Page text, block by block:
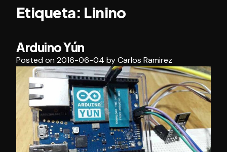
Etiqueta: Linino
Arduino Yún
Posted on 2016-06-04 byCarlos Ramirez